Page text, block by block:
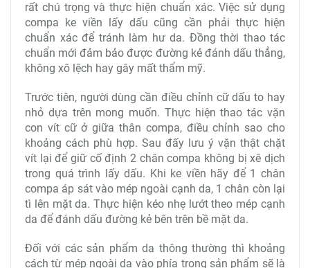
rất chú trọng và thực hiện chuẩn xác. Việc sử dụng
compa ke viền lấy dấu cũng cần phải thực hiện
chuẩn xác để tránh làm hư da. Đồng thời thao tác
chuẩn mới đảm bảo được đường kẻ đánh dấu thẳng,
không xô lệch hay gây mất thẩm mỹ.
Trước tiên, người dùng cần điều chỉnh cữ dấu to hay
nhỏ dựa trên mong muốn. Thực hiện thao tác vặn
con vít cữ ở giữa thân compa, điều chỉnh sao cho
khoảng cách phù hợp. Sau đấy lưu ý vặn thật chặt
vít lại để giữ cố định 2 chân compa không bị xê dịch
trong quá trình lấy dấu. Khi ke viền hãy để 1 chân
compa áp sát vào mép ngoài cạnh da, 1 chân còn lại
tì lên mặt da. Thực hiện kéo nhẹ lướt theo mép cạnh
da để đánh dấu đường kẻ bên trên bề mặt da.
Đối với các sản phẩm da thông thường thì khoảng
cách từ mép ngoài da vào phía trong sản phẩm sẽ là